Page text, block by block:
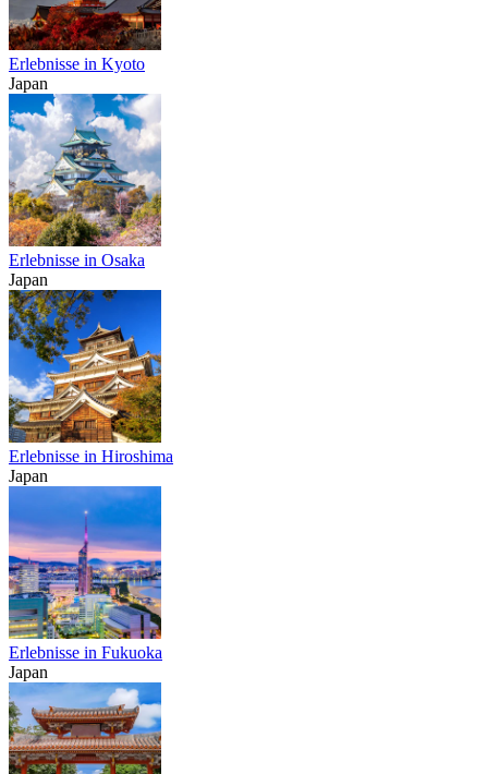
Erlebnisse in Kyoto
Japan
Erlebnisse in Osaka
Japan
Erlebnisse in Hiroshima
Japan
Erlebnisse in Fukuoka
Japan